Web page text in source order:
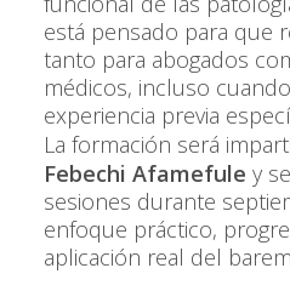
está pensado para que
tanto para abogados
médicos, incluso
experiencia previa
La formación será
Febechi Afamefule y
sesiones durante
enfoque práctico,
aplicación real del